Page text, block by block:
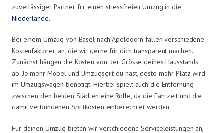
zuverlässiger Partner für einen stressfreien Umzug in die
Niederlande.
Bei einem Umzug von Basel nach Apeldoorn fallen verschiedene
Kostenfaktoren an, die wir gerne für dich transparent machen.
Zunächst hängen die Kosten von der Grösse deines Hausstands
ab. Je mehr Möbel und Umzugsgut du hast, desto mehr Platz wird
im Umzugswagen benötigt. Hierbei spielt auch die Entfernung
zwischen den beiden Städten eine Rolle, da die Fahrzeit und die
damit verbundenen Spritkosten einberechnet werden.
Für deinen Umzug bieten wir verschiedene Serviceleistungen an,